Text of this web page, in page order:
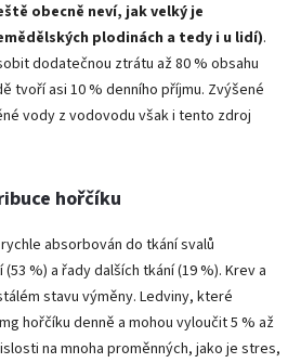
obecně neví, jak velký je
plodinách a tedy i u lidí).
dodatečnou ztrátu až 80 % obsahu
tvoří asi 10 % denního příjmu. Zvýšené
vody z vodovodu však i tento zdroj
hořčíku
absorbován do tkání svalů
%) a řady dalších tkání (19 %). Krev a
stavu výměny. Ledviny, které
hořčíku denně a mohou vyloučit 5 % až
na mnoha proměnných, jako je stres,